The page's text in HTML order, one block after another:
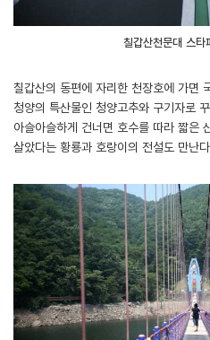
칠갑산천문대 스타
칠갑산의 동편에 자리한 천장호에 가면
청양의 특산물인 청양고추와 구기자로
아슬아슬하게 건너면 호수를 따라 짧은
살았다는 황룡과 호랑이의 전설도 만난